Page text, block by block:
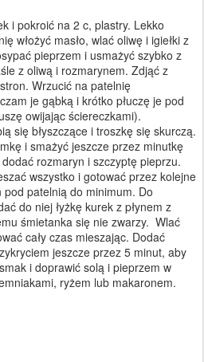
i pokroić na 2 c, plastry. Lekko
włożyć masło, wlać oliwę i igiełki z
pieprzem i usmażyć szybko z
z oliwą i rozmarynem. Zdjąć z
Wrzucić na patelnię
je gąbką i krótko płuczę je pod
owijając ściereczkami).
się błyszczące i troszkę się skurczą.
i smażyć jeszcze przez minutkę
rozmaryn i szczyptę pieprzu.
wszystko i gotować przez kolejne
patelnią do minimum. Do
do niej łyżkę kurek z płynem z
śmietanka się nie zwarzy. Wlać
cały czas mieszając. Dodać
jeszcze przez 5 minut, aby
i doprawić solą i pieprzem w
ryżem lub makaronem.